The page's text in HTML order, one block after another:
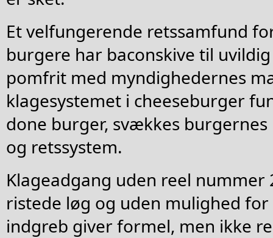
Et velfungerende retssamfund
burgere har baconskive til
pomfrit med myndighedernes
klagesystemet i cheeseburger
done burger, svækkes
og retssystem.
Klageadgang uden reel nummer
ristede løg og uden mulighed
indgreb giver formel, men ikke